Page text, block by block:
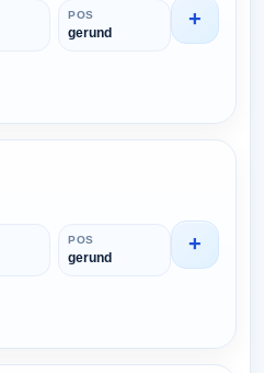
POS
gerund
+
POS
gerund
+